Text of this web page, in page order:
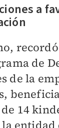
a
de
de la
14